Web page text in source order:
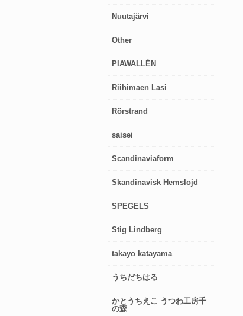
Nuutajärvi
Other
PIAWALLÉN
Riihimaen Lasi
Rörstrand
saisei
Scandinaviaform
Skandinavisk Hemslojd
SPEGELS
Stig Lindberg
takayo katayama
うちだちはる
かとうちえこ うつわ工房千
の森